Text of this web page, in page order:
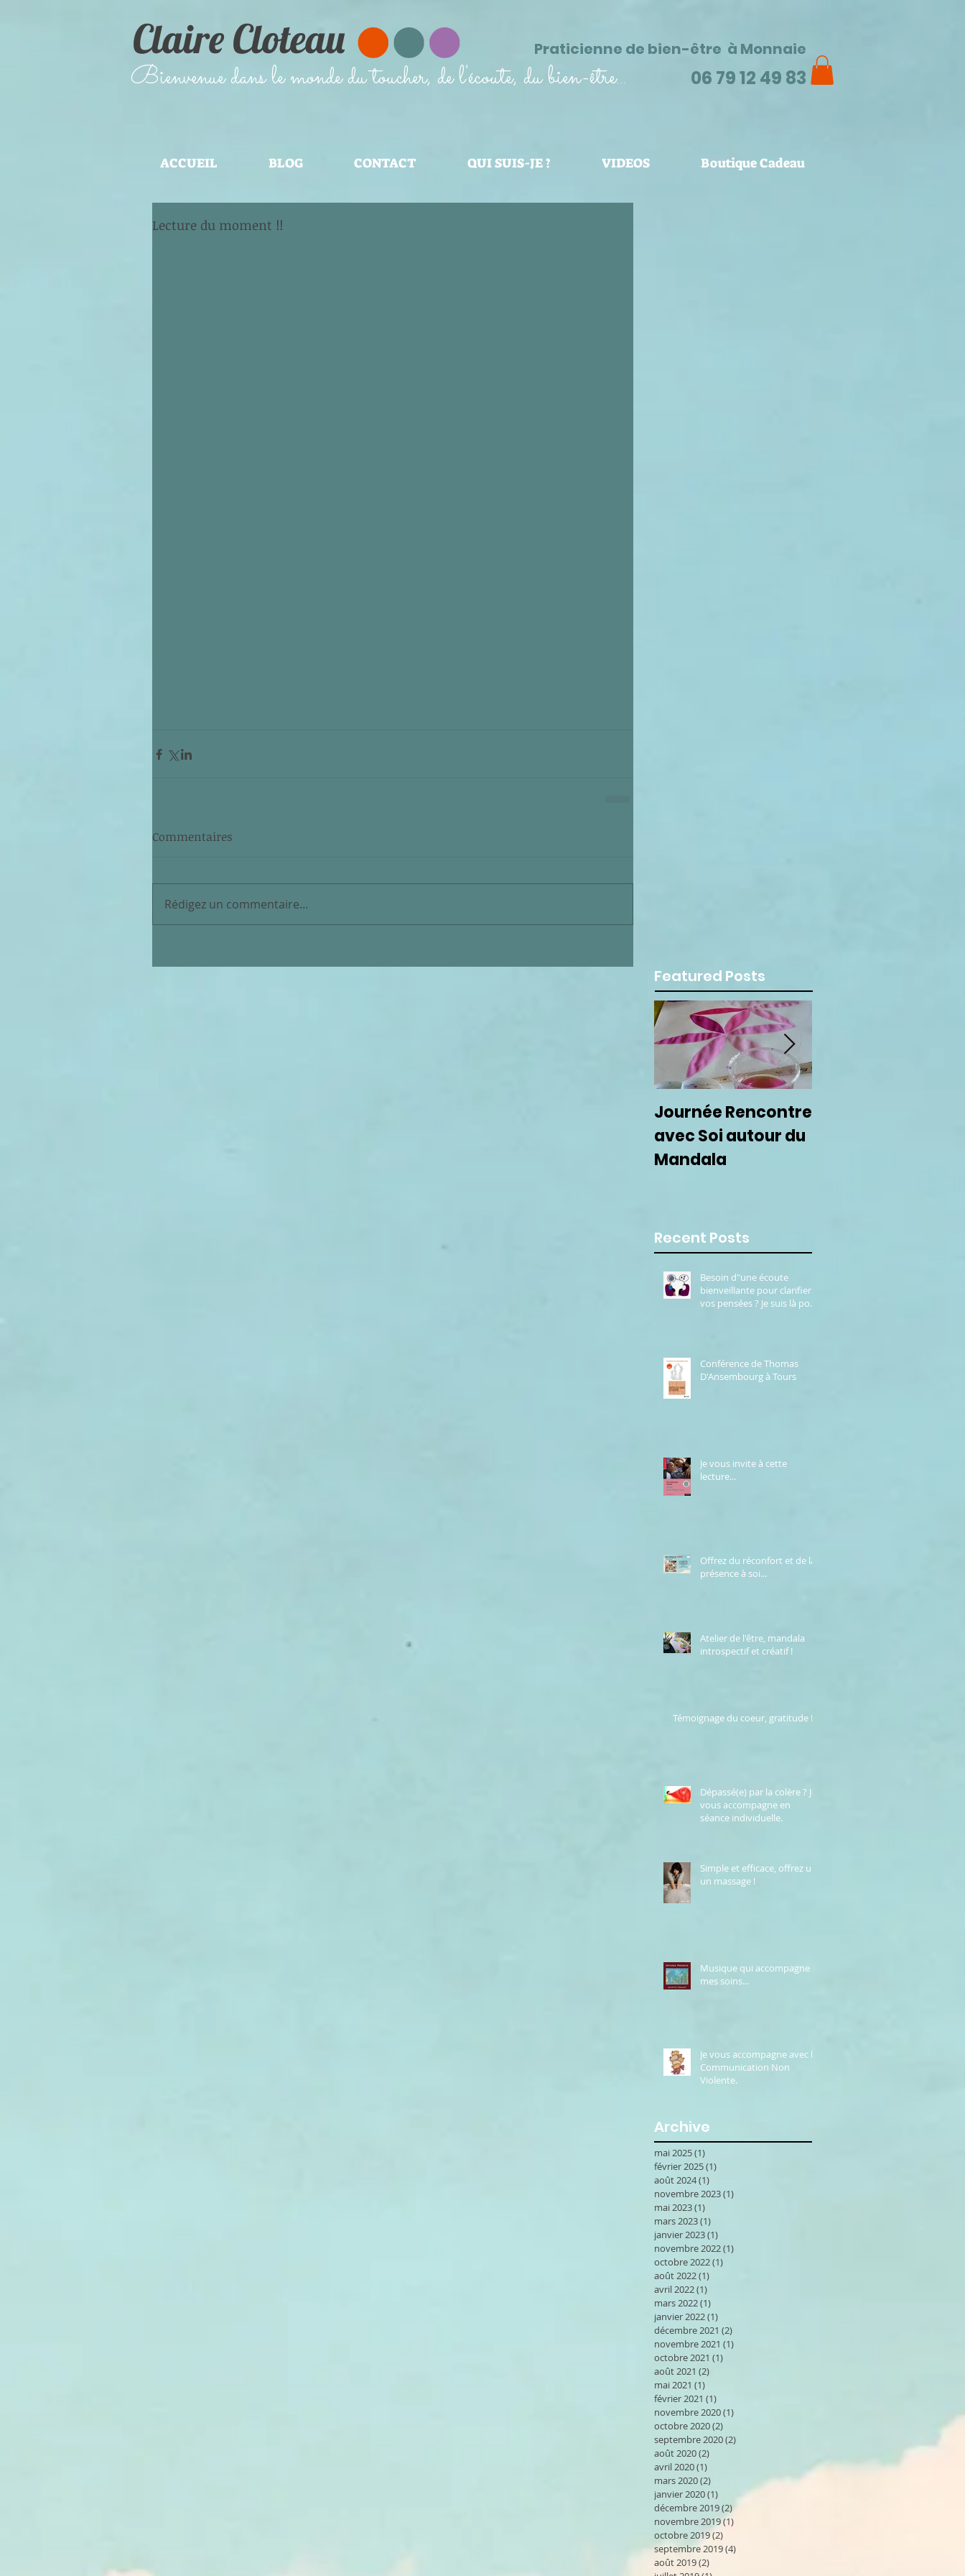
Claire Cloteau Praticienne de bien-être à Monnaie
06 79 12 49 83
​Bienvenue dans le monde du toucher, de l'écoute, du bien-être...
ACCUEIL BLOG CONTACT QUI SUIS-JE ? VIDEOS Boutique Cadeau
Lecture du moment !!
Commentaires
Rédigez un commentaire...
Featured Posts
Journée Rencontre
avec Soi autour du
Mandala
Recent Posts
Besoin d"une écoute
bienveillante pour clarifier
vos pensées ? Je suis là pour
Conférence de Thomas
D'Ansembourg à Tours
Je vous invite à cette
lecture...
Offrez du réconfort et de la
présence à soi...
Atelier de l'être, mandala
introspectif et créatif !
Témoignage du coeur, gratitude !
Dépassé(e) par la colère ? Je
vous accompagne en
séance individuelle.
Simple et efficace, offrez un
un massage !
Musique qui accompagne
mes soins...
Je vous accompagne avec la
Communication Non
Violente.
Archive
mai 2025(1)
février 2025(1)
août 2024(1)
novembre 2023(1)
mai 2023(1)
mars 2023(1)
janvier 2023(1)
novembre 2022(1)
octobre 2022(1)
août 2022(1)
avril 2022(1)
mars 2022(1)
janvier 2022(1)
décembre 2021 (2)
novembre 2021 (1)
octobre 2021 (1)
août 2021 (2)
mai 2021 (1)
février 2021 (1)
novembre 2020(1)
octobre 2020(2)
septembre 2020(2)
août 2020(2)
avril 2020(1)
mars 2020(2)
janvier 2020(1) 1 post
décembre 2019(2)2 posts
novembre 2019(1)
octobre 2019(2)
septembre 2019(4)
août 2019(2)